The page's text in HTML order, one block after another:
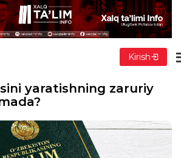
Kirish
yaratishning zaruriy